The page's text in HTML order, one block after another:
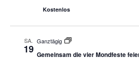
Kostenlos
SA.
19
Ganztägig
Gemeinsam die vier Mondfeste